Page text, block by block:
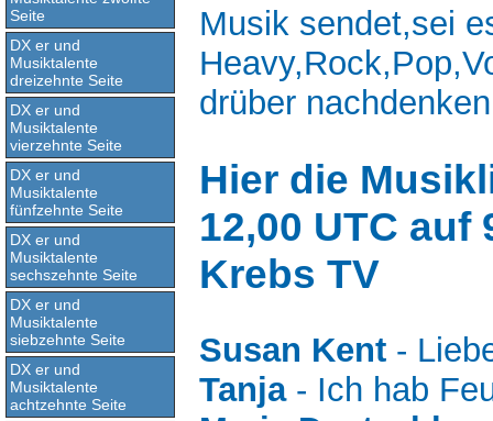
Seite
DX er und
Musiktalente
dreizehnte Seite
DX er und
Musiktalente
vierzehnte Seite
DX er und
Musiktalente
fünfzehnte Seite
DX er und
Musiktalente
sechszehnte Seite
DX er und
Musiktalente
siebzehnte Seite
DX er und
Musiktalente
achtzehnte Seite
Musik sendet,sei
drüber
Hier die
12,00 UTC
Krebs TV
Susan Kent -
Tanja- Ich hab